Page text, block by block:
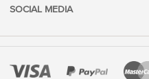
SOCIAL MEDIA